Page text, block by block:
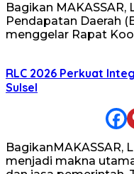
Bagikan MAKASSAR,
Pendapatan Daerah
menggelar Rapat
RLC 2026 Perkuat
Sulsel
BagikanMAKASSAR,
menjadi makna